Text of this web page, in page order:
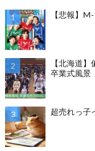
【悲報】
【北海道
卒業式風景
超売れっ子